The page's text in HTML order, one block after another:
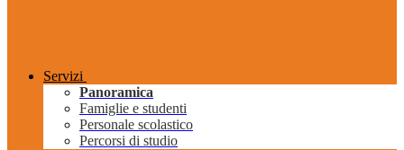
Servizi
Panoramica
Famiglie e studenti
Personale scolastico
Percorsi di studio